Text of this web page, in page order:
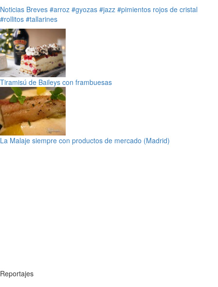
Noticias Breves #arroz #gyozas #jazz #pimientos rojos de cristal
#rollitos #tallarines
Tiramisú de Baileys con frambuesas
La Malaje siempre con productos de mercado (Madrid)
Reportajes